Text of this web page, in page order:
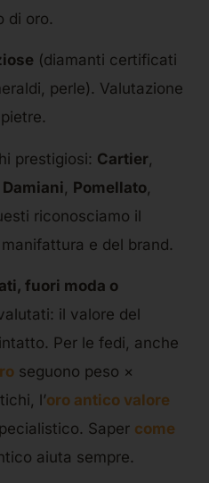
di oro.
(diamanti certificati
perle). Valutazione
prestigiosi: Cartier
Damiani Pomellato
riconosciamo il
e del brand.
fuori moda o
il valore del
Per le fedi, anche
seguono peso ×
l’oro antico valore
Saper come
aiuta sempre.